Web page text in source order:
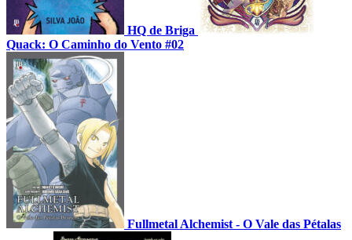
HQ de Briga
Quack: O Caminho do Vento #02
Fullmetal Alchemist - O Vale das Pétalas